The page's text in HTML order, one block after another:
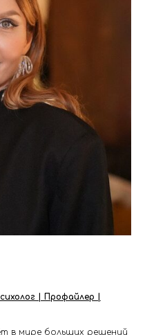
| Профайлер |
в мире больших решений